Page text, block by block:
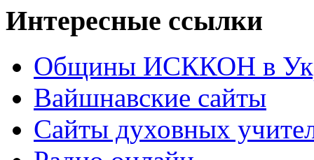
Интересные ссылки
Общины ИСККОН в
Вайшнавские сайты
Сайты духовных